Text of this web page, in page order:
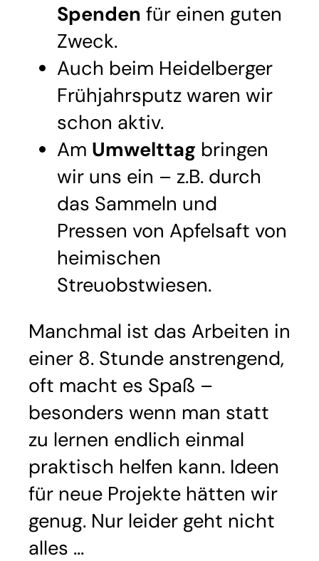
Spenden für einen guten
Zweck.
Auch beim Heidelberger
Frühjahrsputz waren wir
schon aktiv.
Am Umwelttag bringen
wir uns ein – z.B. durch
das Sammeln und
Pressen von Apfelsaft von
heimischen
Streuobstwiesen.
Manchmal ist das Arbeiten in
einer 8. Stunde anstrengend,
oft macht es Spaß –
besonders wenn man statt
zu lernen endlich einmal
praktisch helfen kann. Ideen
für neue Projekte hätten wir
genug. Nur leider geht nicht
alles …